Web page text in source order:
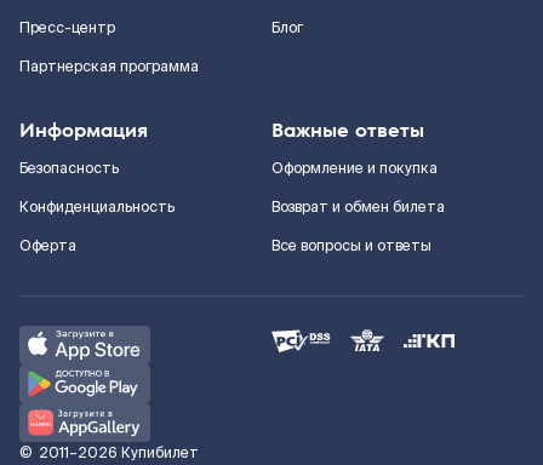
Пресс-центр
Партнерская программа
Блог
Информация
Безопасность
Конфиденциальность
Оферта
Важные ответы
Оформление и покупка
Возврат и обмен билета
Все вопросы и ответы
© 2011–2026 Купибилет